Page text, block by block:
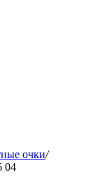
очки/
04